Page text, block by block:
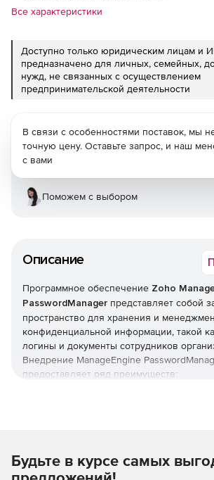
Все характеристики
Доступно только юридическим лицам и
предназначено для личных, семейных,
нужд, не связанных с осуществлением
предпринимательской деятельности
Описание
Программное обеспечение Zoho
PasswordManager представляет собой
пространство для хранения и
конфиденциальной информации, такой
логины и документы сотрудников
Внедрение ManageEngine
предоставляет ряд преимуществ:
Повышение IT-продуктивности
В связи с особенностями поставок, мы
точную цену. Оставьте запрос, и наш
с вами
Поможем с выбором
Будьте в курсе самых